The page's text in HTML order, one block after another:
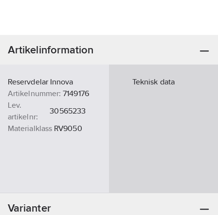
Artikelinformation
Reservdelar Innova
Artikelnummer: 7149176
Lev.
artikelnr:
30565233
Materialklass RV9050
Teknisk data
Varianter